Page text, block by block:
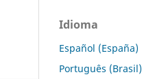
Idioma
Español (España)
Português (Brasil)